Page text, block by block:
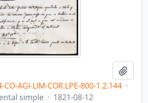
CO-AGI-LIM-COR.LPE-800-1.2.144 ·
simple · 1821-08-12